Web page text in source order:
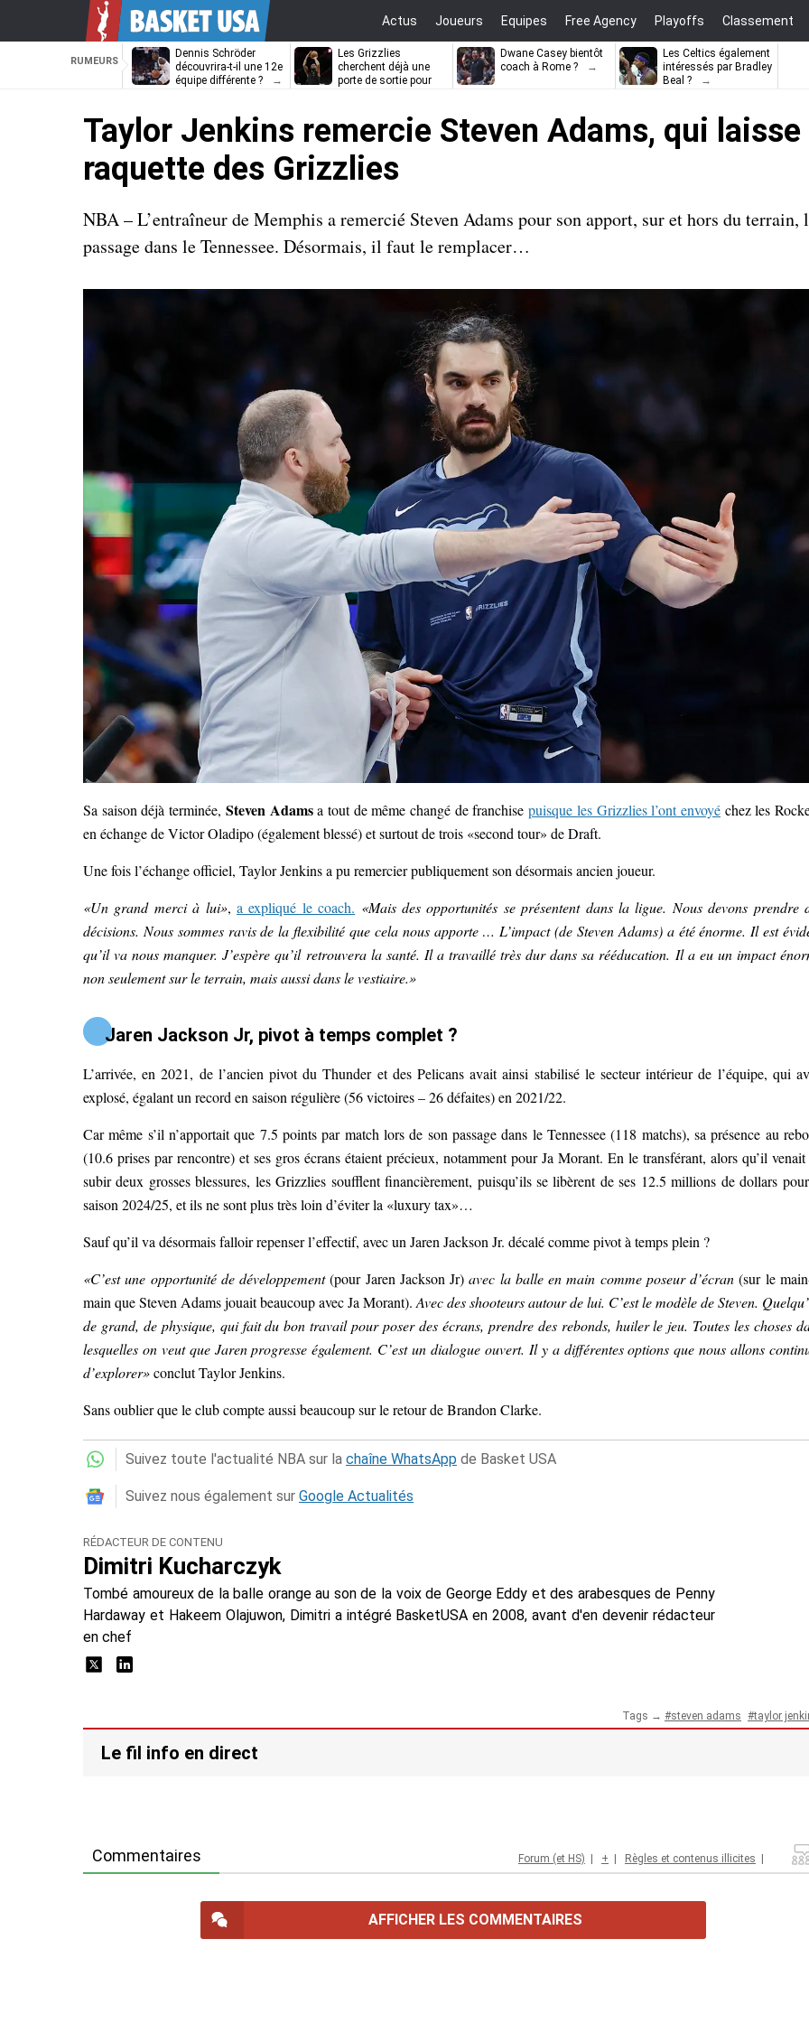
Actus Joueurs Equipes Free Agency Playoffs Classement
RUMEURS
Dennis Schröder
découvrira-t-il une 12e
équipe différente ?
Les Grizzlies
cherchent déjà une
porte de sortie pour
Dwane Casey bientôt
coach à Rome ?
Les Celtics également
intéressés par Bradley
Beal ?
Taylor Jenkins remercie Steven Adams, qui
raquette des Grizzlies
NBA – L’entraîneur de Memphis a remercié Steven Adams pour son apport, sur et hors du terrain,
passage dans le Tennessee. Désormais, il faut le remplacer…
Sa saison déjà terminée, Steven Adamsa tout de même changé de franchisepuisque les Grizzlies l’ont envoyéchez les
en échange de Victor Oladipo (également blessé) et surtout de trois «second tour» de Draft.
Une fois l’échange officiel, Taylor Jenkins a pu remercier publiquement son désormais ancien joueur.
«Un grand merci à lui»,a expliqué le coach. «Mais des opportunités se présentent dans la ligue. Nous devons prendre
décisions. Nous sommes ravis de la flexibilité que cela nous apporte … L’impact (de Steven Adams) a été énorme. Il est
qu’il va nous manquer. J’espère qu’il retrouvera la santé. Il a travaillé très dur dans sa rééducation. Il a eu un impact
non seulement sur le terrain, mais aussi dans le vestiaire.»
Jaren Jackson Jr, pivot à temps complet ?
L’arrivée, en 2021, de l’ancien pivot du Thunder et des Pelicans avait ainsi stabilisé le secteur intérieur de l’équipe, qui
explosé, égalant un record en saison régulière (56 victoires – 26 défaites) en 2021/22.
Car même s’il n’apportait que 7.5 points par match lors de son passage dans le Tennessee (118 matchs), sa présence au
(10.6 prises par rencontre) et ses gros écrans étaient précieux, notamment pour Ja Morant. En le transférant, alors qu’il venait
subir deux grosses blessures, les Grizzlies soufflent financièrement, puisqu’ils se libèrent de ses 12.5 millions de dollars
saison 2024/25, et ils ne sont plus très loin d’éviter la «luxury tax»…
Sauf qu’il va désormais falloir repenser l’effectif, avec un Jaren Jackson Jr. décalé comme pivot à temps plein ?
«C’est une opportunité de développement(pour Jaren Jackson Jr)avec la balle en main comme poseur d’écran (sur le
main que Steven Adams jouait beaucoup avec Ja Morant). Avec des shooteurs autour de lui. C’est le modèle de Steven.
de grand, de physique, qui fait du bon travail pour poser des écrans, prendre des rebonds, huiler le jeu. Toutes les choses
lesquelles on veut que Jaren progresse également. C’est un dialogue ouvert. Il y a différentes options que nous allons
d’explorer»conclut Taylor Jenkins.
Sans oublier que le club compte aussi beaucoup sur le retour de Brandon Clarke.
Suivez toute l'actualité NBA sur la chaîne WhatsApp de Basket USA
Suivez nous également sur Google Actualités
RÉDACTEUR DE CONTENU
Dimitri Kucharczyk
Tombé amoureux de la balle orange au son de la voix de George Eddy et des arabesques de Penny
Hardaway et Hakeem Olajuwon, Dimitri a intégré BasketUSA en 2008, avant d'en devenir rédacteur
en chef
Tags → steven adams taylor
Le fil info en direct
Commentaires Forum (et HS) | + | Règles et contenus illicites |
AFFICHER LES COMMENTAIRES